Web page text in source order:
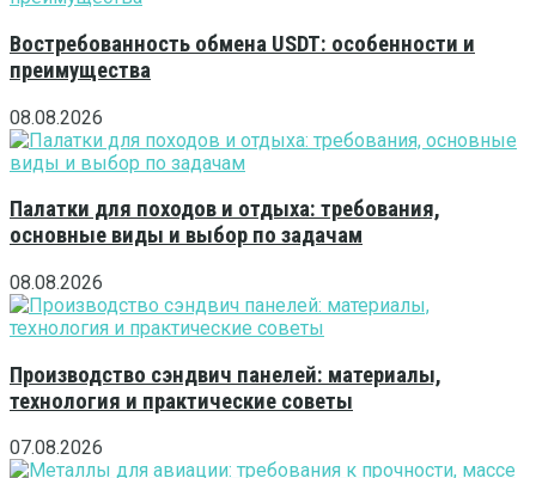
Востребованность обмена USDT: особенности и
преимущества
08.08.2026
Палатки для походов и отдыха: требования,
основные виды и выбор по задачам
08.08.2026
Производство сэндвич панелей: материалы,
технология и практические советы
07.08.2026